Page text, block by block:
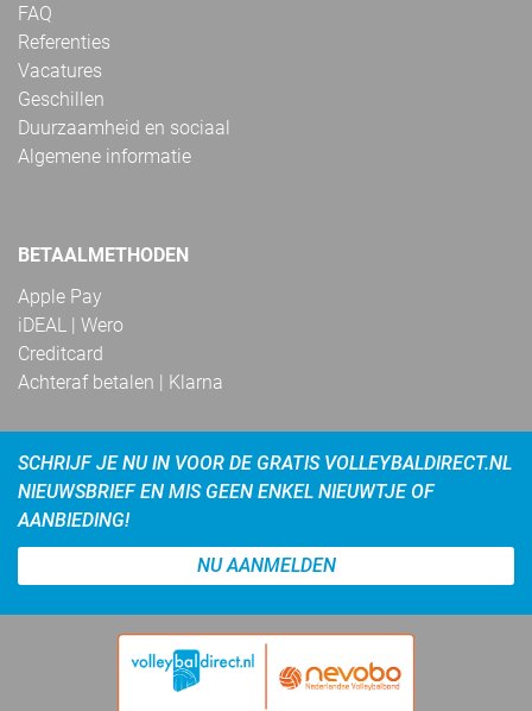
FAQ
Referenties
Vacatures
Geschillen
Duurzaamheid en sociaal
Algemene informatie
BETAALMETHODEN
Apple Pay
iDEAL | Wero
Creditcard
Achteraf betalen | Klarna
SCHRIJF JE NU IN VOOR DE GRATIS VOLLEYBALDIRECT.NL
NIEUWSBRIEF EN MIS GEEN ENKEL NIEUWTJE OF
AANBIEDING!
NU AANMELDEN